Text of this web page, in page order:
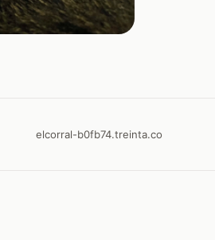
elcorral-b0fb74.treinta.co